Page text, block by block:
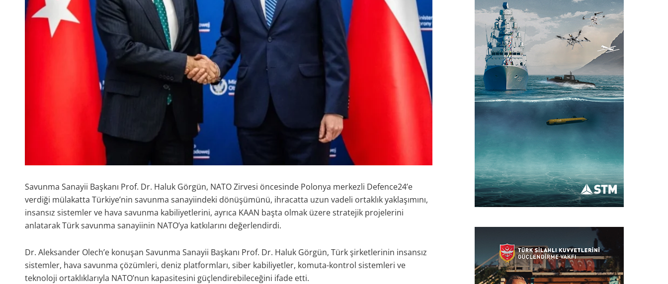
Savunma Sanayii Başkanı Prof. Dr. Haluk Görgün, NATO Zirvesi öncesinde Polonya merkezli Defence24’e
verdiği mülakatta Türkiye’nin savunma sanayiindeki dönüşümünü, ihracatta uzun vadeli ortaklık yaklaşımını,
insansız sistemler ve hava savunma kabiliyetlerini, ayrıca KAAN başta olmak üzere stratejik projelerini
anlatarak Türk savunma sanayiinin NATO’ya katkılarını değerlendirdi.
Dr. Aleksander Olech’e konuşan Savunma Sanayii Başkanı Prof. Dr. Haluk Görgün, Türk şirketlerinin insansız
sistemler, hava savunma çözümleri, deniz platformları, siber kabiliyetler, komuta-kontrol sistemleri ve
teknoloji ortaklıklarıyla NATO’nun kapasitesini güçlendirebileceğini ifade etti.